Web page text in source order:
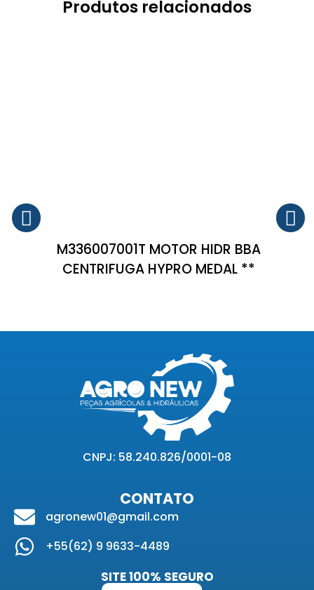
Produtos relacionados
M336007001T MOTOR HIDR BBA
CENTRIFUGA HYPRO MEDAL **
CNPJ: 58.240.826/0001-08
CONTATO
agronew01@gmail.com
+55(62) 9 9633-4489
SITE 100% SEGURO